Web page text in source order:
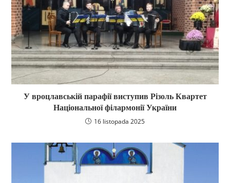
У вроцлавській парафії виступив Різоль Квартет
Національної філармонії України
16 listopada 2025